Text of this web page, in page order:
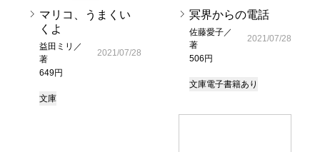
マリコ、うまくい
くよ
益田ミリ／
著
649円
2021/07/28
文庫
冥界からの電話
佐藤愛子／
著
506円
2021/07/28
文庫電子書籍あり